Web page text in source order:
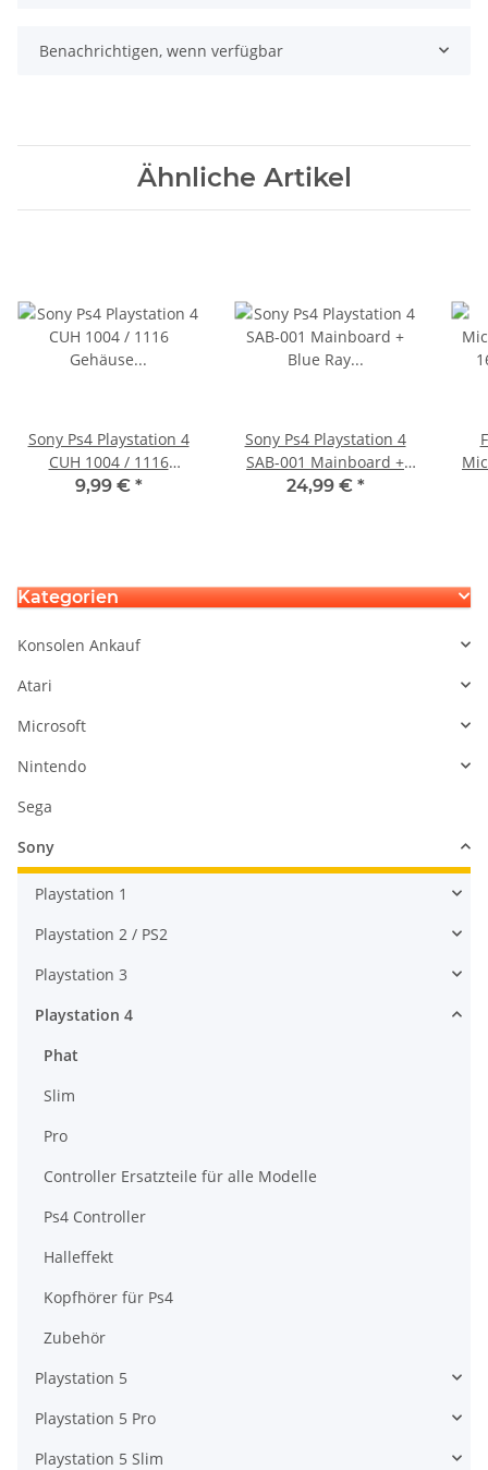
Benachrichtigen, wenn verfügbar
Ähnliche Artikel
Sony Ps4 Playstation 4
CUH 1004 / 1116
Gehäuse durchsichtige
9,99 € *
Sony Ps4 Playstation 4
SAB-001 Mainboard +
Blue Ray Mainboard
24,99 € *
Kategorien
Konsolen Ankauf
Atari
Microsoft
Nintendo
Sega
Sony
Playstation 1
Playstation 2 / PS2
Playstation 3
Playstation 4
Phat
Slim
Pro
Controller Ersatzteile für alle Modelle
Ps4 Controller
Halleffekt
Kopfhörer für Ps4
Zubehör
Playstation 5
Playstation 5 Pro
Playstation 5 Slim